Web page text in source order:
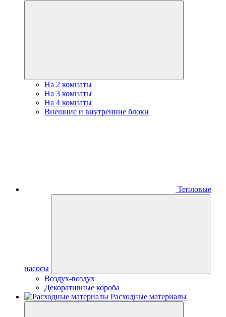
На 2 комнаты
На 3 комнаты
На 4 комнаты
Внешние и внутренние блоки
Тепловые
насосы
Воздух-воздух
Декоративные короба
Расходные материалы